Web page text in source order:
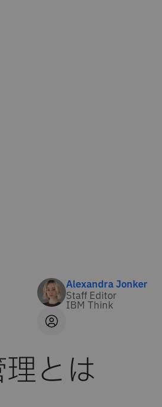
Alexandra Jonker
Staff Editor
IBM Think
とは